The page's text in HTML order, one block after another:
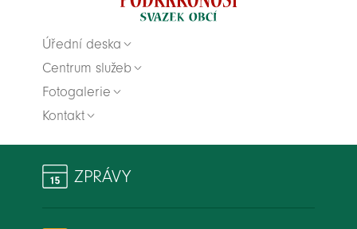
Úřední deska
Centrum služeb
Fotogalerie
Kontakt
ZPRÁVY